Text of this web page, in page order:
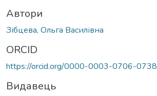
Автори
Зібцева, Ольга Василівна
ORCID
https://orcid.org/0000-0003-0706-0738
Видавець